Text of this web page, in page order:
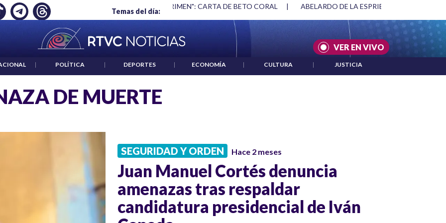
Temas del día:
EMPLEO: JP MORGAN "HABLAR NO ES UN CRIMEN": CARTA DE BETO CORAL | ABELARDO DE LA ESPRIELLA Y DMG
VER EN VIVO
| POLÍTICA | DEPORTES | ECONOMÍA | CULTURA | JUSTICIA
DE MUERTE
SEGURIDAD Y ORDEN Hace 2 meses
Juan Manuel Cortés denuncia
amenazas tras respaldar
candidatura presidencial de Iván